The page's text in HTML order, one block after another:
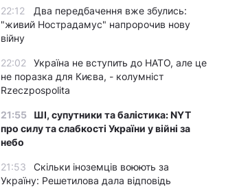
22:12
Два передбачення вже збулись:
"живий Нострадамус" напророчив нову
війну
22:02
Україна не вступить до НАТО, але це
не поразка для Києва, - колумніст
Rzeczpospolita
21:55
ШІ, супутники та балістика: NYT
про силу та слабкості України у війні за
небо
21:53
Скільки іноземців воюють за
Україну: Решетилова дала відповідь